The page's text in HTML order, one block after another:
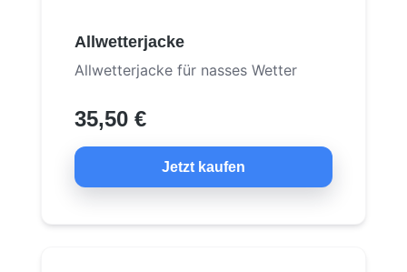
Allwetterjacke
Allwetterjacke für nasses Wetter
35,50 €
Jetzt kaufen